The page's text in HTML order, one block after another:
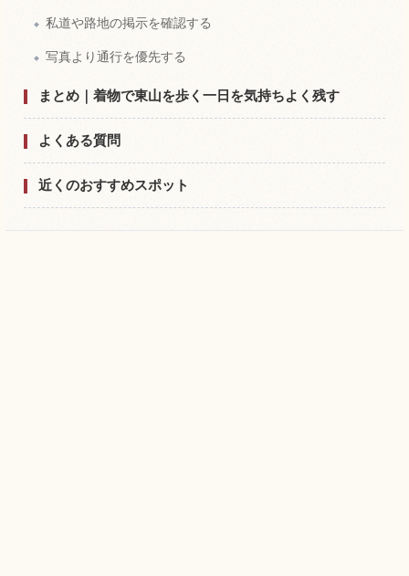
私道や路地の掲示を確認する
写真より通行を優先する
まとめ｜着物で東山を歩く一日を気持ちよく残す
よくある質問
近くのおすすめスポット